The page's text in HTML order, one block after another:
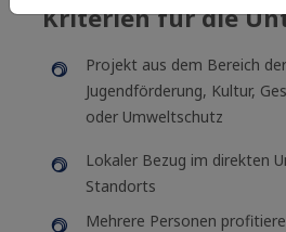
Kriterien für die
Projekt aus dem Bereich
Jugendförderung, Kultur,
oder Umweltschutz
Lokaler Bezug im direkten
Standorts​
Mehrere Personen